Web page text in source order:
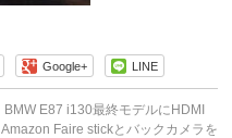
Google+ LINE
BMW E87 i130最終モデルにHDMI
Amazon Faire stickとバックカメラを